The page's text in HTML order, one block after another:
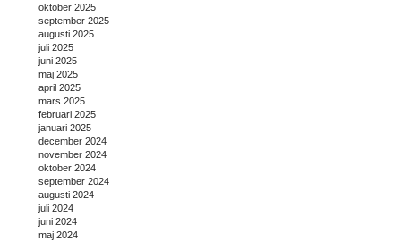
oktober 2025
september 2025
augusti 2025
juli 2025
juni 2025
maj 2025
april 2025
mars 2025
februari 2025
januari 2025
december 2024
november 2024
oktober 2024
september 2024
augusti 2024
juli 2024
juni 2024
maj 2024